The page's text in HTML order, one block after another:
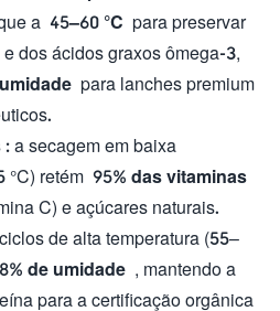
a 45–60 °C para preservar
e dos ácidos graxos ômega-3,
para lanches premium
: a secagem em baixa
°C) retém 95% das vitaminas
C) e açúcares naturais.
de alta temperatura (55–
de umidade , mantendo a
para a certificação orgânica